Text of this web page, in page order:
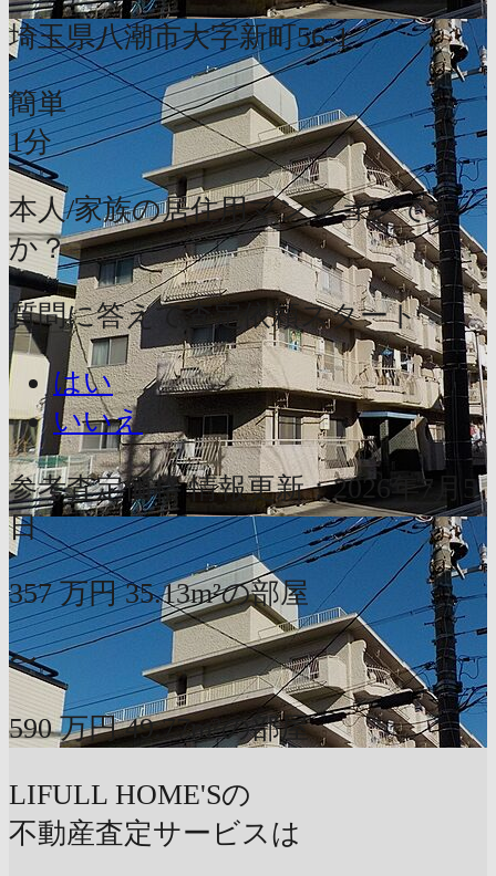
埼玉県八潮市大字新町56-1
簡単
1分
本人/家族の居住用マンションです
か？
質問に答えて査定依頼スタート
はい
いいえ
参考査定価格 情報更新：2026年7月5
日
357 万円 35.13m²の部屋
〜
590 万円 49.77m²の部屋
LIFULL HOME'Sの
不動産査定サービスは